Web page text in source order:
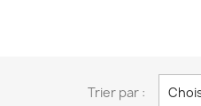
Trier par :